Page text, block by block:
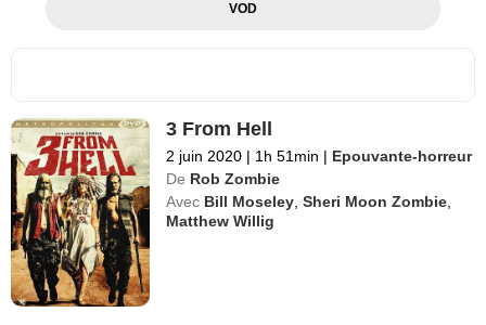
VOD
3 From Hell
2 juin 2020 | 1h 51min | Epouvante-horreur
De Rob Zombie
Avec Bill Moseley ,Sheri Moon Zombie
Matthew Willig